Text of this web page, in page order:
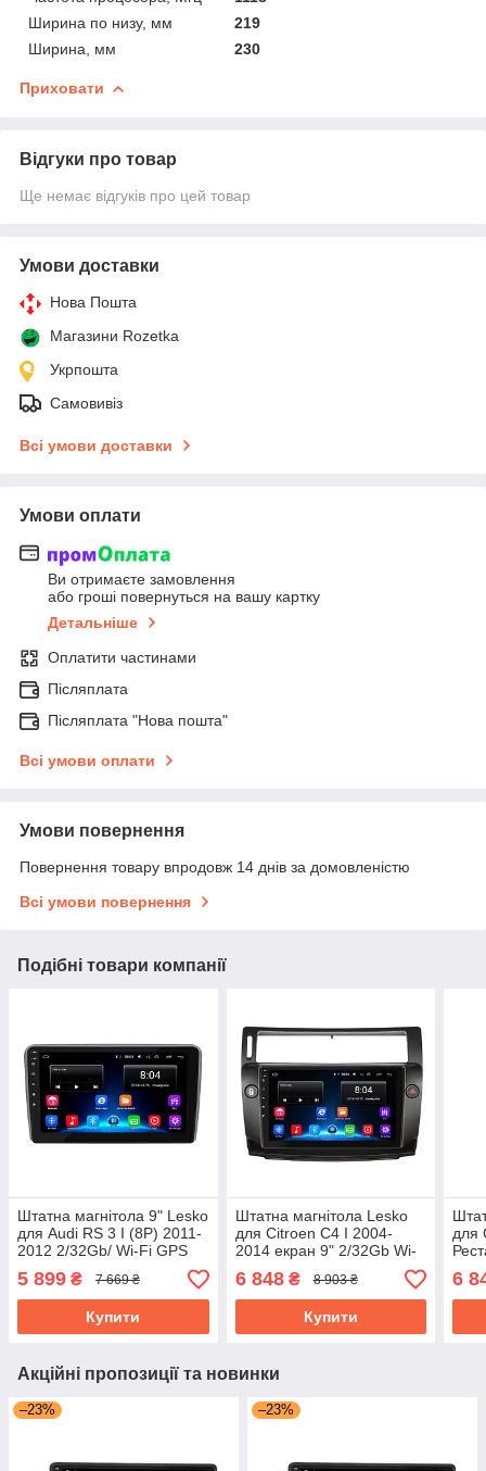
Ширина по низу, мм
219
Ширина, мм
230
Приховати
Відгуки про товар
Ще немає відгуків про цей товар
Умови доставки
Нова Пошта
Магазини Rozetka
Укрпошта
Самовивіз
Всі умови доставки
Умови оплати
Ви отримаєте замовлення
або гроші повернуться на вашу картку
Детальніше
Оплатити частинами
Післяплата
Післяплата "Нова пошта"
Всі умови оплати
Умови повернення
Повернення товару впродовж 14 днів за домовленістю
Всі умови повернення
Подібні товари компанії
Штатна магнітола 9" Lesko
для Audi RS 3 I (8P) 2011-
2012 2/32Gb/ Wi-Fi GPS
5 899 ₴ 7 669 ₴
Купити
Штатна магнітола Lesko
для Citroen C4 I 2004-
2014 екран 9" 2/32Gb Wi-
6 848₴ 8 903 ₴
Купити
для
6
Акційні пропозиції та новинки
–23% –23%